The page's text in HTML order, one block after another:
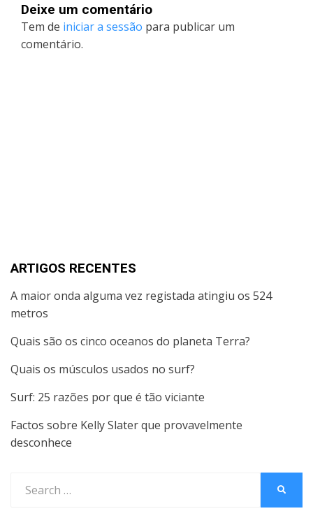
Deixe um comentário
Tem de iniciar a sessão para publicar um
comentário.
ARTIGOS RECENTES
A maior onda alguma vez registada atingiu os 524
metros
Quais são os cinco oceanos do planeta Terra?
Quais os músculos usados no surf?
Surf: 25 razões por que é tão viciante
Factos sobre Kelly Slater que provavelmente
desconhece
for: